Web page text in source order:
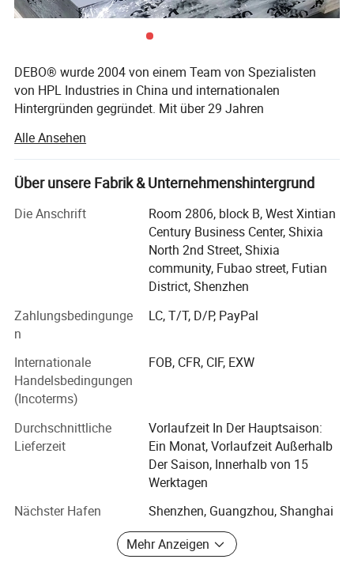
DEBO® wurde 2004 von einem Team von Spezialisten
von HPL Industries in China und internationalen
Hintergründen gegründet. Mit über 29 Jahren
von hoch entwickelten architektonischen und dekorativen
Paneelen, die sowohl für Außen- als auch für
Innenanwendungen geeignet sind. Unsere Produkte
Krankenhäusern, Flughäfen, Bahnhöfen, Labors,
Restaurants, Wohnküchen und Toiletten.
Neben unseren Kernplatten-Angeboten haben wir ein
umfassendes Portfolio an integrierten Produktsystemen
Seitenverkleidungen, Wandverkleidungen, Arbeitsflächen,
Kabinen, Schließfächer und Design-Möbel. Jedes Produkt
wird nach hohen Standards hergestellt und kann an
spezifische Projektanforderungen angepasst werden.
"Performance Plate, Beyond Decoration" steht für unsere
Philosophie. Bei DEBO® verbinden wir höchste Qualität
und durchdachtes Design mit einem starken Bekenntnis
zur Nachhaltigkeit. Wir aktualisieren unsere
Zertifizierungen kontinuierlich, um internationale
Bauweisen weltweit. Diese Bemühungen haben DEBO®
als Benchmark in China etabliert und das Vertrauen von
Kunden auf der ganzen Welt gewonnen.
Alle Ansehen
Über unsere Fabrik & Unternehmenshintergrund
Die Anschrift
Room 2806, block B, West Xintian
Century Business Center, Shixia
North 2nd Street, Shixia
community, Fubao street, Futian
District, Shenzhen
Zahlungsbedingunge
n
LC, T/T, D/P, PayPal
Internationale
Handelsbedingungen
(Incoterms)
FOB, CFR, CIF, EXW
Durchschnittliche
Lieferzeit
Vorlaufzeit In Der Hauptsaison:
Ein Monat, Vorlaufzeit Außerhalb
Der Saison, Innerhalb von 15
Werktagen
Nächster Hafen
Shenzhen, Guangzhou, Shanghai
Mehr Anzeigen